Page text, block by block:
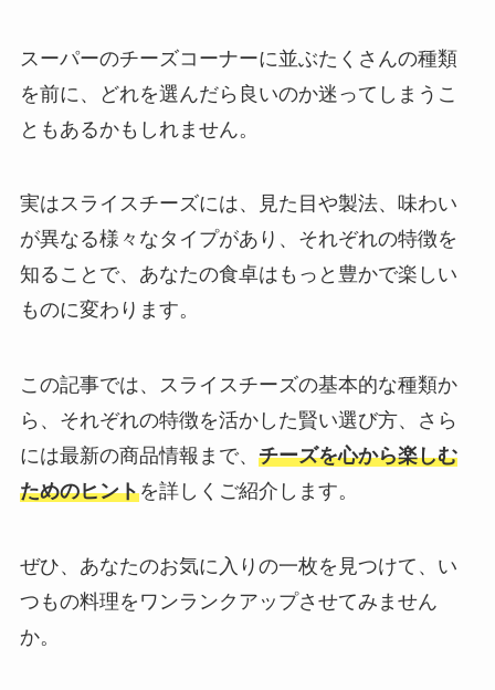
スーパーのチーズコーナーに並ぶたくさんの種類
を前に、どれを選んだら良いのか迷ってしまうこ
ともあるかもしれません。
実はスライスチーズには、見た目や製法、味わい
が異なる様々なタイプがあり、それぞれの特徴を
知ることで、あなたの食卓はもっと豊かで楽しい
ものに変わります。
この記事では、スライスチーズの基本的な種類か
ら、それぞれの特徴を活かした賢い選び方、さら
には最新の商品情報まで、 チーズを心から楽しむ
ためのヒントを詳しくご紹介します。
ぜひ、あなたのお気に入りの一枚を見つけて、い
つもの料理をワンランクアップさせてみません
か。